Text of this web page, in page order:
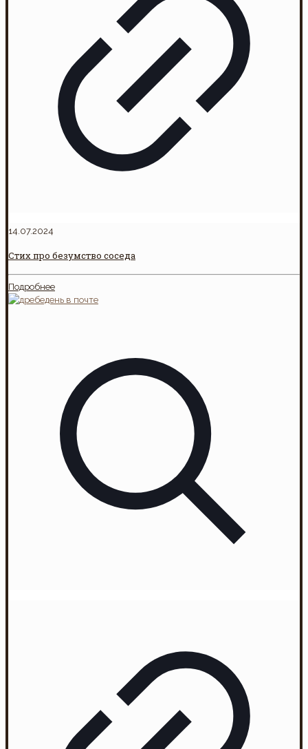
14.07.2024
Стих про безумство соседа
Подробнее